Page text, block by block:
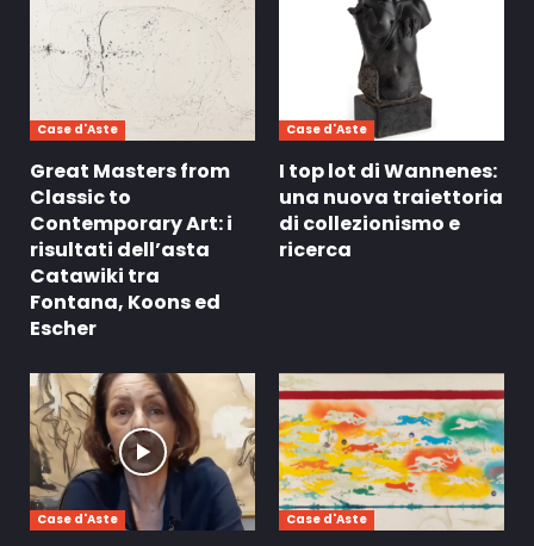
Case d'Aste
Great Masters from
Classic to
Contemporary Art: i
risultati dell’asta
Catawiki tra
Fontana, Koons ed
Escher
Case d'Aste
I top lot di Wannenes:
una nuova traiettoria
di collezionismo e
ricerca
Case d'Aste Case d'Aste